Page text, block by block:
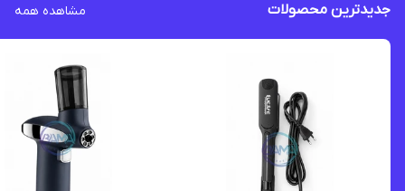
جدیدترین محصولات مشاهده همه